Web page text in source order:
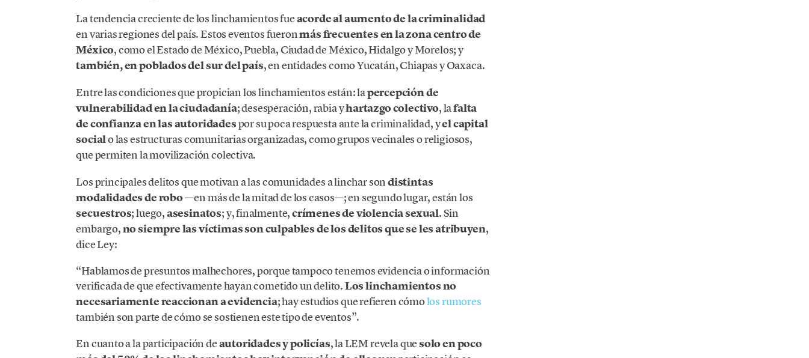
La tendencia creciente de los linchamientos fueacorde al aumento de la criminalidad
en varias regiones del país. Estos eventos fueronmás frecuentes en la zona centro de
México, como el Estado de México, Puebla, Ciudad de México, Hidalgo y Morelos; y
también, en poblados del sur del país, en entidades como Yucatán, Chiapas y Oaxaca.
Entre las condiciones que propician los linchamientos están: lapercepción de
vulnerabilidad en la ciudadanía; desesperación, rabia yhartazgo colectivo, lafalta
de confianza en las autoridadespor su poca respuesta ante la criminalidad, yel capital
socialo las estructuras comunitarias organizadas, como grupos vecinales o religiosos,
que permiten la movilización colectiva.
Los principales delitos que motivan a las comunidades a linchar sondistintas
modalidades de robo—en más de la mitad de los casos—; en segundo lugar, están los
secuestros; luego,asesinatos; y, finalmente,crímenes de violencia sexual. Sin
embargo,no siempre las víctimas son culpables de los delitos que se les atribuyen,
dice Ley:
“Hablamos de presuntos malhechores, porque tampoco tenemos evidencia o información
verificada de que efectivamente hayan cometido un delito.Los linchamientos no
necesariamente reaccionan a evidencia; hay estudios que refieren cómolos rumores
también son parte de cómo se sostienen este tipo de eventos”.
En cuanto a la participación deautoridades y policías, la LEM revela quesolo en poco